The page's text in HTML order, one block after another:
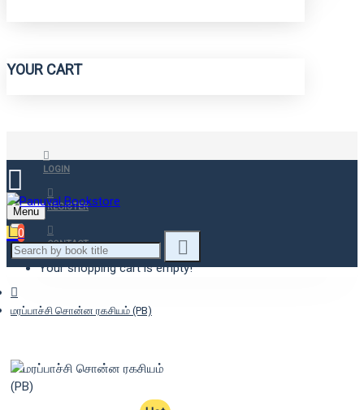
YOUR CART
LOGIN
REGISTER
CONTACT
Menu
0
Your shopping cart is empty!
மரப்பாச்சி சொன்ன ரகசியம் (PB)